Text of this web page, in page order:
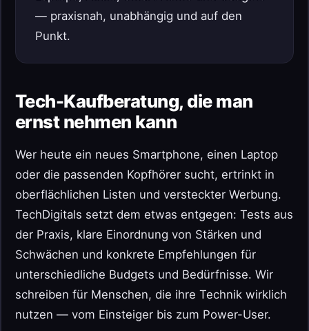
— praxisnah, unabhängig und auf den
Punkt.
Tech-Kaufberatung, die man
ernst nehmen kann
Wer heute ein neues Smartphone, einen Laptop
oder die passenden Kopfhörer sucht, ertrinkt in
oberflächlichen Listen und versteckter Werbung.
TechDigitals setzt dem etwas entgegen: Tests aus
der Praxis, klare Einordnung von Stärken und
Schwächen und konkrete Empfehlungen für
unterschiedliche Budgets und Bedürfnisse. Wir
schreiben für Menschen, die ihre Technik wirklich
nutzen — vom Einsteiger bis zum Power-User.